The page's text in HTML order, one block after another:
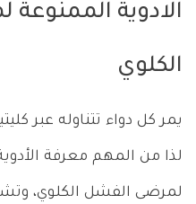
الادوية
الكلوي
يمر كل دواء تتناوله عبر
لذا من المهم معرفة
لمرضى الفشل الكلوي،